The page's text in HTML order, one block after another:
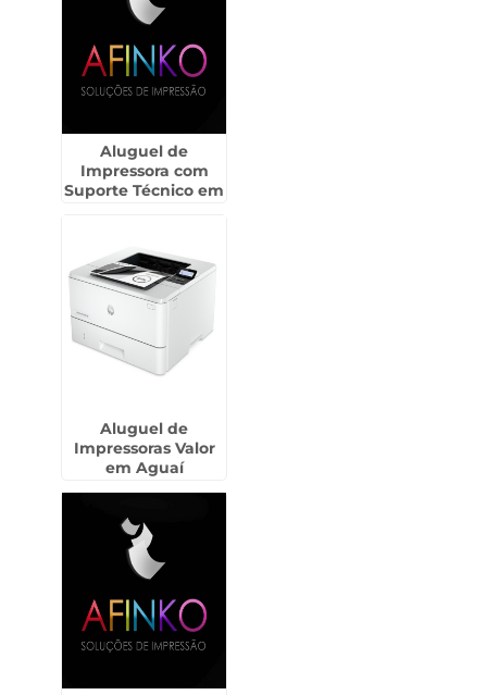
Aluguel de
Impressora com
Suporte Técnico em
Aluguel de
Impressoras Valor
em Aguaí